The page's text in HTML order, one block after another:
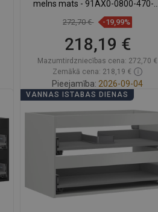
melns mats - 91AX0-0800-470-2-
272,70 € -19,99%
218,19 €
Mazumtirdzniecības cena: 272,70 €
Zemākā cena: 218,19 €
Pieejamība: 2026-09-04
Ielikt grozā
favorite_border Iecienītākie
Salīdzināt
VANNAS ISTABAS DIENAS